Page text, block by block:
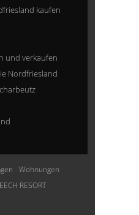
kaufen
und verkaufen
Nordfriesland
Wohnungen
RESORT